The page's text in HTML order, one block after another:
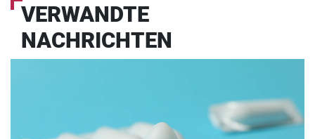
VERWANDTE
NACHRICHTEN